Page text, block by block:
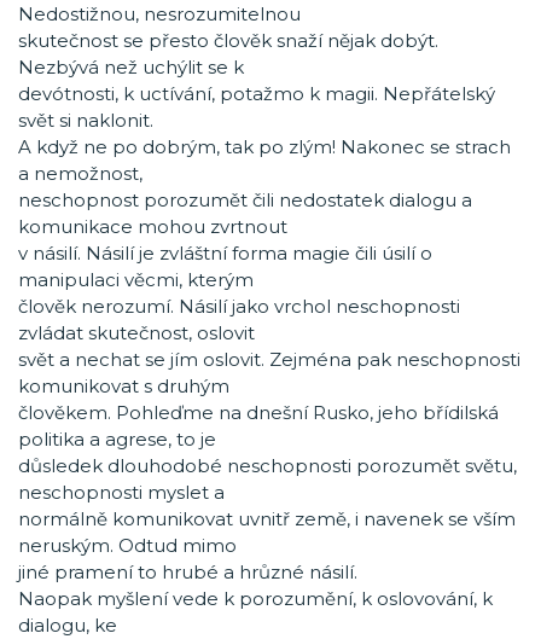
Nedostižnou, nesrozumitelnou
skutečnost se přesto člověk snaží nějak dobýt.
Nezbývá než uchýlit se k
devótnosti, k uctívání, potažmo k magii. Nepřátelský
svět si naklonit.
A když ne po dobrým, tak po zlým! Nakonec se strach
a nemožnost,
neschopnost porozumět čili nedostatek dialogu a
komunikace mohou zvrtnout
v násilí. Násilí je zvláštní forma magie čili úsilí o
manipulaci věcmi, kterým
člověk nerozumí. Násilí jako vrchol neschopnosti
zvládat skutečnost, oslovit
svět a nechat se jím oslovit. Zejména pak neschopnosti
komunikovat s druhým
člověkem. Pohleďme na dnešní Rusko, jeho břídilská
politika a agrese, to je
důsledek dlouhodobé neschopnosti porozumět světu,
neschopnosti myslet a
normálně komunikovat uvnitř země, i navenek se vším
neruským. Odtud mimo
jiné pramení to hrubé a hrůzné násilí.
Naopak myšlení vede k porozumění, k oslovování, k
dialogu, ke